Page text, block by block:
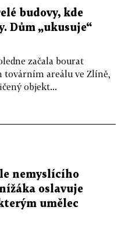
budovy, kde
Dům „ukusuje“
začala bourat
továrním areálu ve Zlíně,
objekt...
nemyslícího
oslavuje
umělec